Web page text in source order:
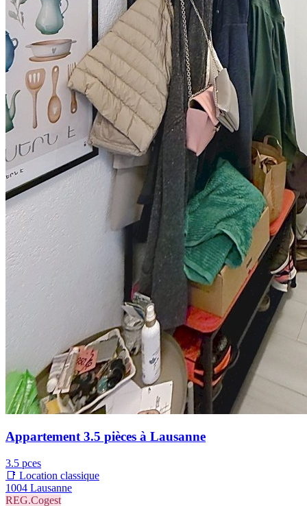
Appartement 3.5 pièces à Lausanne
3.5 pces
📑 Location classique
1004 Lausanne
REG.Cogest